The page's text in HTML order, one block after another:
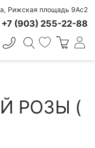
Рижская площадь 9Ас2
+7 (903) 255-22-88
РОЗЫ (